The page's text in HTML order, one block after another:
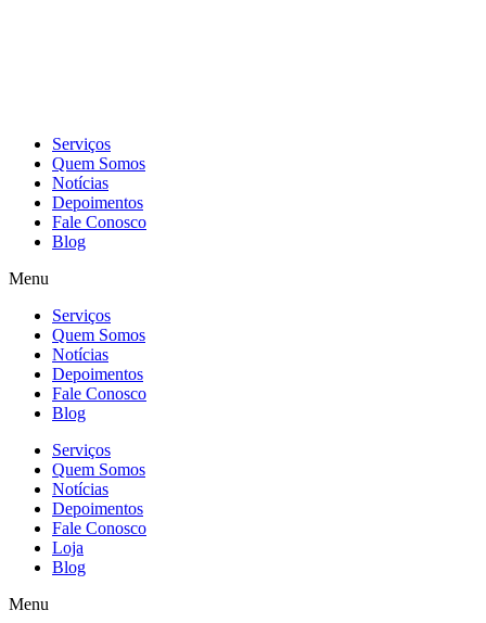
Serviços
Quem Somos
Notícias
Depoimentos
Fale Conosco
Blog
Menu
Serviços
Quem Somos
Notícias
Depoimentos
Fale Conosco
Blog
Serviços
Quem Somos
Notícias
Depoimentos
Fale Conosco
Loja
Blog
Menu